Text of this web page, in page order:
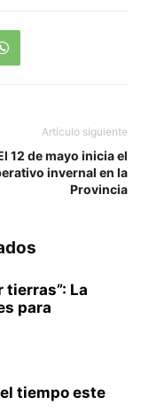
Artículo siguiente
12 de mayo inicia el
invernal en la
Provincia
tierras”: La
para
tiempo este